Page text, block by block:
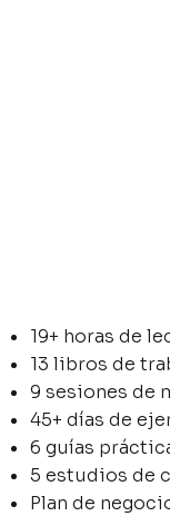
19+ horas de
13 libros de
9 sesiones de
45+ días de
6 guías
5 estudios de
Plan de